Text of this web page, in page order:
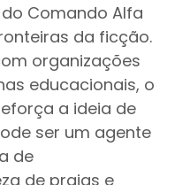
Comando Alfa
da ficção.
organizações
educacionais, o
a ideia de
ser um agente
de
de praias e